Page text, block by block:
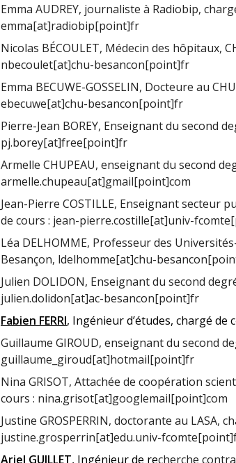
Emma AUDREY, journaliste à Radiobip,
emma[at]radiobip[point]fr
Nicolas BÉCOULET, Médecin des hôpitaux,
nbecoulet[at]chu-besancon[point]fr
Emma BECUWE-GOSSELIN, Docteure au
ebecuwe[at]chu-besancon[point]fr
Pierre-Jean BOREY, Enseignant du second
pj.borey[at]free[point]fr
Armelle CHUPEAU, enseignant du second
armelle.chupeau[at]gmail[point]com
Jean-Pierre COSTILLE, Enseignant secteur
de cours : jean-pierre.costille[at]univ-
Léa DELHOMME, Professeur des
Besançon, ldelhomme[at]chu-
Julien DOLIDON, Enseignant du second
julien.dolidon[at]ac-besancon[point]fr
Fabien FERRI, Ingénieur d’études, chargé de
Guillaume GIROUD, enseignant du second
guillaume_giroud[at]hotmail[point]fr
Nina GRISOT, Attachée de coopération
cours : nina.grisot[at]googlemail[point]com
Justine GROSPERRIN, doctorante au LASA,
justine.grosperrin[at]edu.univ-
Ariel GUILLET, Ingénieur de recherche